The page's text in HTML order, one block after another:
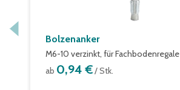
Bolzenanker
M6-10 verzinkt, für Fachbodenregale
ab 0,94 €/ Stk.